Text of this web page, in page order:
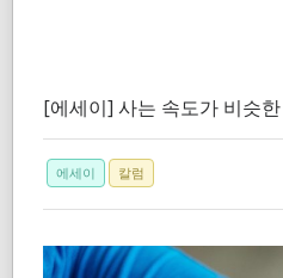
[에세이] 사는 속도가 비슷
에세이 칼럼